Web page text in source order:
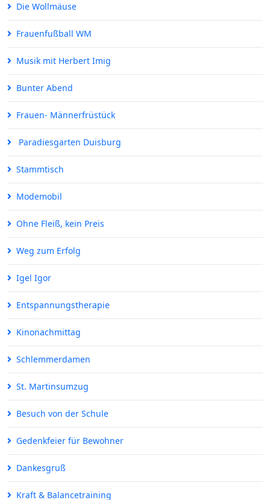
Die Wollmäuse
Frauenfußball WM
Musik mit Herbert Imig
Bunter Abend
Frauen- Männerfrüstück
Paradiesgarten Duisburg
Stammtisch
Modemobil
Ohne Fleiß, kein Preis
Weg zum Erfolg
Igel Igor
Entspannungstherapie
Kinonachmittag
Schlemmerdamen
St. Martinsumzug
Besuch von der Schule
Gedenkfeier für Bewohner
Dankesgruß
Kraft & Balancetraining